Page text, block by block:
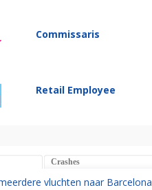
Commissaris
Retail Employee
Crashes
vluchten naar Barcelona